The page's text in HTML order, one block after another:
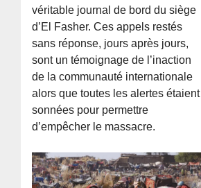
véritable journal de bord du siège
d’El Fasher. Ces appels restés
sans réponse, jours après jours,
sont un témoignage de l’inaction
de la communauté internationale
alors que toutes les alertes étaient
sonnées pour permettre
d’empêcher le massacre.